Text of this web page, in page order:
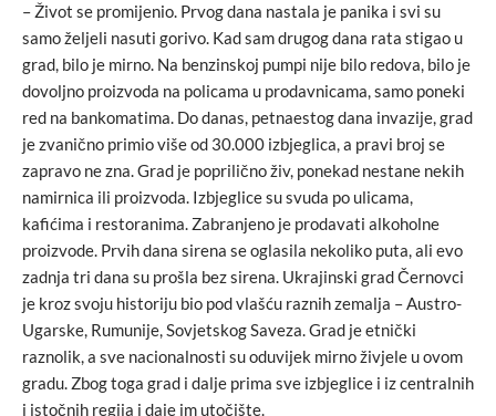
– Život se promijenio. Prvog dana nastala je panika i svi su
samo željeli nasuti gorivo. Kad sam drugog dana rata stigao u
grad, bilo je mirno. Na benzinskoj pumpi nije bilo redova, bilo je
dovoljno proizvoda na policama u prodavnicama, samo poneki
red na bankomatima. Do danas, petnaestog dana invazije, grad
je zvanično primio više od 30.000 izbjeglica, a pravi broj se
zapravo ne zna. Grad je poprilično živ, ponekad nestane nekih
namirnica ili proizvoda. Izbjeglice su svuda po ulicama,
kafićima i restoranima. Zabranjeno je prodavati alkoholne
proizvode. Prvih dana sirena se oglasila nekoliko puta, ali evo
zadnja tri dana su prošla bez sirena. Ukrajinski grad Černovci
je kroz svoju historiju bio pod vlašću raznih zemalja – Austro-
Ugarske, Rumunije, Sovjetskog Saveza. Grad je etnički
raznolik, a sve nacionalnosti su oduvijek mirno živjele u ovom
gradu. Zbog toga grad i dalje prima sve izbjeglice i iz centralnih
i istočnih regija i daje im utočište.